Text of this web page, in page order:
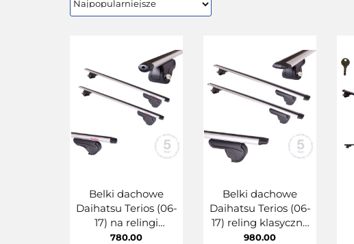
Belki dachowe
Daihatsu Terios (06-
17) na relingi
klasyczny
780.00
Belki dachowe
Daihatsu Terios (06-
17) reling klasyczny
MontBlanc Activa
980.00